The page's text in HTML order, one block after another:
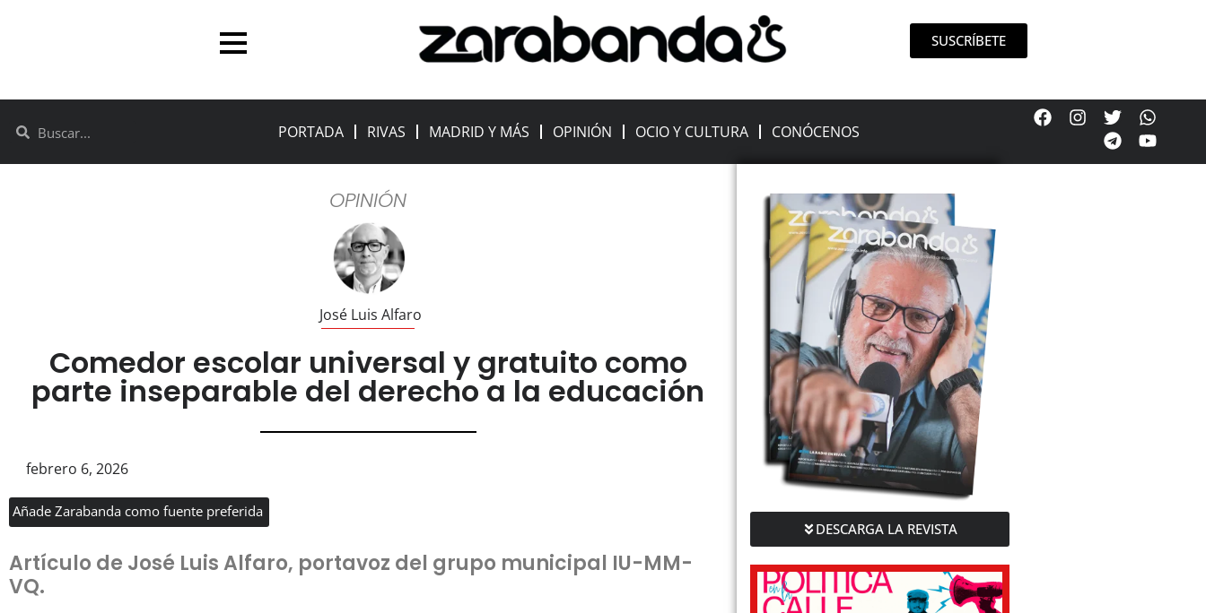
SUSCRÍBETE
PORTADA RIVAS MADRID Y MÁS OPINIÓN OCIO Y CULTURA CONÓCENOS
OPINIÓN
José Luis Alfaro
Comedor escolar universal y gratuito como
parte inseparable del derecho a la educación
febrero 6, 2026
Añade Zarabanda como fuente preferida
Artículo de José Luis Alfaro, portavoz del grupo municipal IU-MM-
VQ.
DESCARGA LA REVISTA